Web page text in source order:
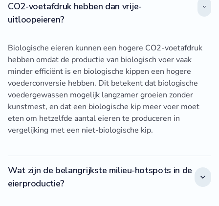
CO2-voetafdruk hebben dan vrije-
uitloopeieren?
Biologische eieren kunnen een hogere CO2-voetafdruk
hebben omdat de productie van biologisch voer vaak
minder efficiënt is en biologische kippen een hogere
voederconversie hebben. Dit betekent dat biologische
voedergewassen mogelijk langzamer groeien zonder
kunstmest, en dat een biologische kip meer voer moet
eten om hetzelfde aantal eieren te produceren in
vergelijking met een niet-biologische kip.
Wat zijn de belangrijkste milieu-hotspots in de
eierproductie?